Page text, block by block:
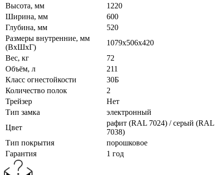
Высота, мм
1220
Ширина, мм
600
Глубина, мм
520
Размеры внутренние, мм
(ВхШхГ)
1079x506x420
Вес, кг
72
Объём, л
211
Класс огнестойкости
30Б
Количество полок
2
Трейзер
Нет
Тип замка
электронный
Цвет
рафит (RAL 7024) / серый (RAL
7038)
Тип покрытия
порошковое
Гарантия
1 год